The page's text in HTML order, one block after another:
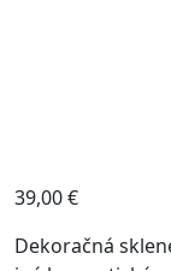
39,00€
Dekoračná